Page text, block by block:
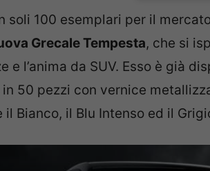
soli 100 esemplari per il
Grecale Tempesta, che si
e l’anima da SUV. Esso è già
50 pezzi con vernice
il Bianco, il Blu Intenso ed il